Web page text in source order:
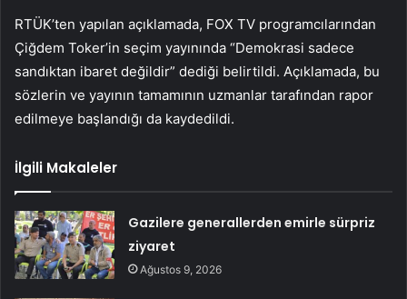
RTÜK’ten yapılan açıklamada, FOX TV programcılarından
Çiğdem Toker’in seçim yayınında “Demokrasi sadece
sandıktan ibaret değildir” dediği belirtildi. Açıklamada, bu
sözlerin ve yayının tamamının uzmanlar tarafından rapor
edilmeye başlandığı da kaydedildi.
İlgili Makaleler
Gazilere generallerden emirle sürpriz
ziyaret
Ağustos 9, 2026